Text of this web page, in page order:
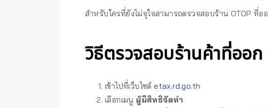
สำหรับใครที่ยังไม่จุใจสามารถตรวจสอบร้าน OTOP ที่
วิธีตรวจสอบร้านค้าที่ออก
เข้าไปที่เว็บไซต์etax.rd.go.th
เลือกเมนู ผู้มีสิทธิจัดทำ